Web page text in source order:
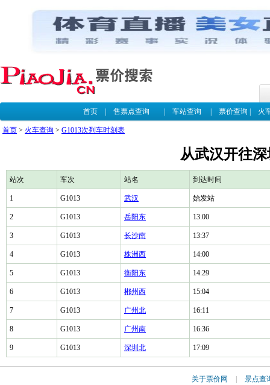
首页| 售票点查询 车站查询 票价查询 火
首页 > 火车查询 > G1013次列车时刻表
从武汉开往
站次 车次 站名 到达时间
1 G1013 武汉 始发站
2 G1013 岳阳东 13:00
3 G1013 长沙南 13:37
4 G1013 株洲西 14:00
5 G1013 衡阳东 14:29
6 G1013 郴州西 15:04
7 G1013 广州北 16:11
8 G1013 广州南 16:36
9 G1013 深圳北 17:09
关于票价网 景点查